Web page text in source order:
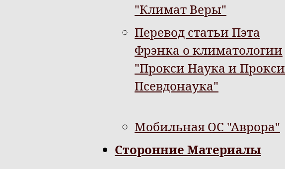
"Климат Веры"
Перевод статьи Пэта
Фрэнка о климатологии
"Прокси Наука и Прокси
Псевдонаука"
Мобильная ОС "Аврора"
Сторонние Материалы